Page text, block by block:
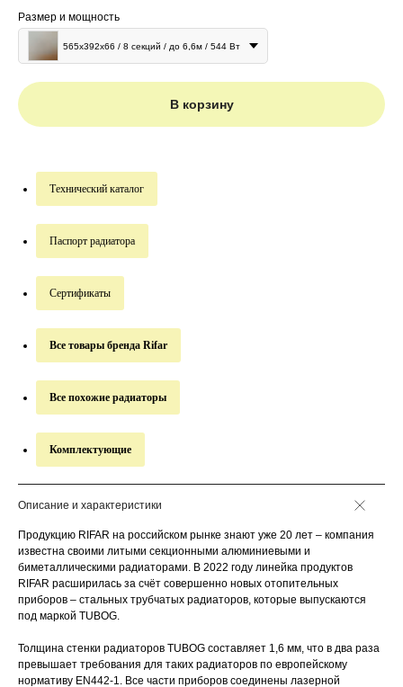
Размер и мощность
565х392х66 / 8 секций / до 6,6м / 544 Вт
В корзину
Технический каталог
Паспорт радиатора
Сертификаты
Все товары бренда Rifar
Все похожие радиаторы
Комплектующие
Описание и характеристики
Продукцию RIFAR на российском рынке знают уже 20 лет – компания
известна своими литыми секционными алюминиевыми и
биметаллическими радиаторами. В 2022 году линейка продуктов
RIFAR расширилась за счёт совершенно новых отопительных
приборов – стальных трубчатых радиаторов, которые выпускаются
под маркой TUBOG.
Толщина стенки радиаторов TUBOG составляет 1,6 мм, что в два раза
превышает требования для таких радиаторов по европейскому
нормативу EN442-1. Все части приборов соединены лазерной